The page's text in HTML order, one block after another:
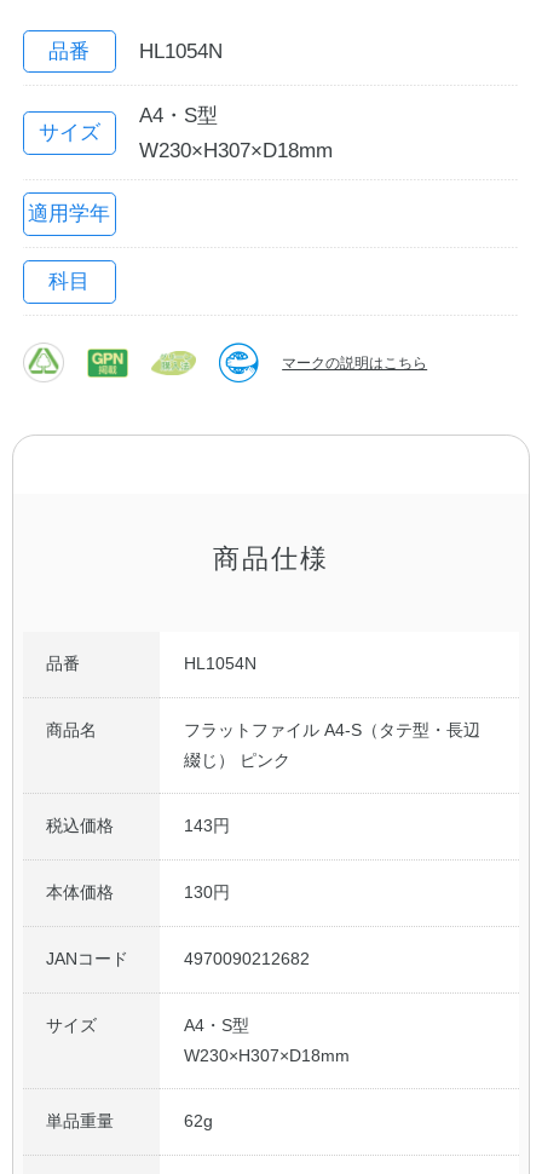
English
教職員の皆さまへ
OEMご希望の方へ
品番 HL1054N
サイズ
A4・S型
W230×H307×D18mm
適用学年
科目
マークの説明はこちら
商品仕様
品番 HL1054N
商品名
フラットファイル A4-S（タテ型・長辺
綴じ） ピンク
税込価格 143円
本体価格 130円
JANコード 4970090212682
サイズ
A4・S型
W230×H307×D18mm
単品重量 62g